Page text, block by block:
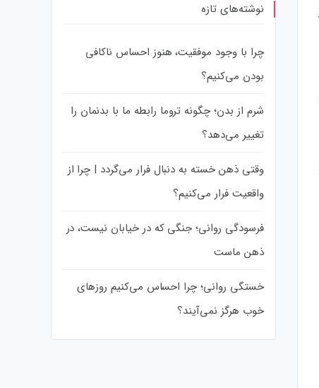
نوشته‌های تازه
چرا با وجود موفقیت، هنوز احساس ناکافی
بودن می‌کنیم؟
شرم از بدن؛ چگونه تروما رابطه ما با بدنمان را
تغییر می‌دهد؟
وقتی ذهن خسته به دنبال فرار می‌گردد | چرا از
واقعیت فرار می‌کنیم؟
فرسودگی روانی؛ جنگی که در خیابان نیست، در
ذهن ماست
خستگی روانی؛ چرا احساس می‌کنیم روزهای
خوب هرگز نمی‌آیند؟